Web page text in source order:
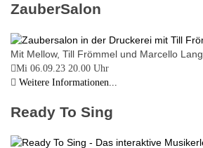
ZauberSalon
Mit Mellow, Till Frömmel und Marcello Lang
Mi 06.09.23 20.00 Uhr
Weitere Informationen...
Ready To Sing